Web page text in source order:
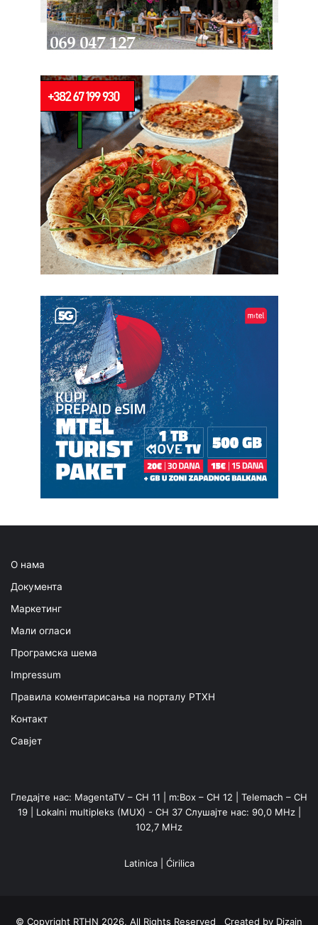
О нама
Документа
Маркетинг
Мали огласи
Програмска шема
Impressum
Правила коментарисања на порталу РТХН
Контакт
Савјет
Гледајте нас: MagentaTV – CH 11 | m:Box – CH 12 | Telemach – CH
19 | Lokalni multipleks (MUX) - CH 37 Слушајте нас: 90,0 MHz |
102,7 MHz
Latinica| Ćirilica
© Copyright RTHN 2026, All Rights Reserved Created by Dizajn